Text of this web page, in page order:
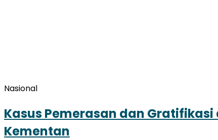
Nasional
Kasus Pemerasan dan Gratifikasi
Kementan